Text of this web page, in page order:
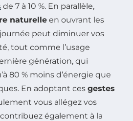
de 7 à 10 %. En parallèle,
naturelle en ouvrant les
peut diminuer vos
tout comme l’usage
génération, qui
80 % moins d’énergie que
En adoptant ces gestes
vous allégez vos
également à la